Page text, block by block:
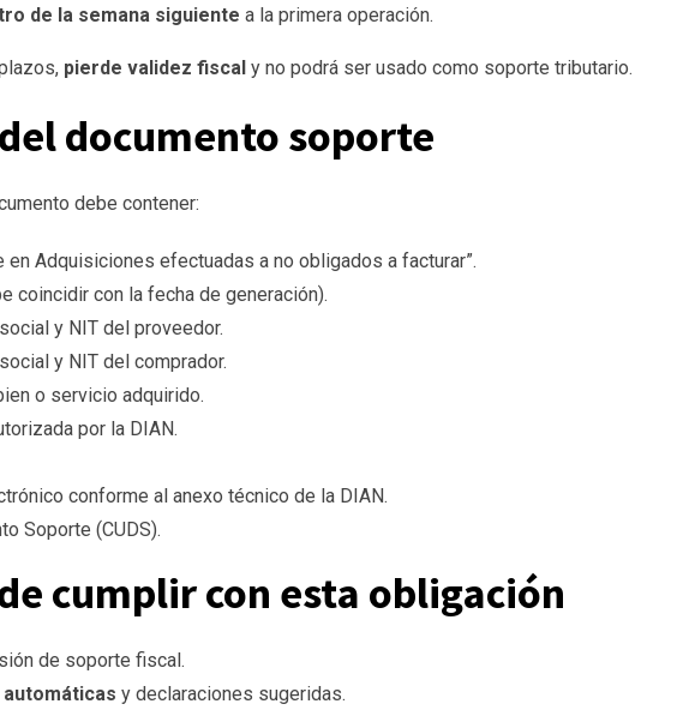
de la semana siguiente a la primera operación.
pierde validez fiscal y no podrá ser usado como soporte tributario.
documento soporte
debe contener:
en Adquisiciones efectuadas a no obligados a facturar”.
coincidir con la fecha de generación).
y NIT del proveedor.
y NIT del comprador.
o servicio adquirido.
por la DIAN.
conforme al anexo técnico de la DIAN.
Soporte (CUDS).
cumplir con esta obligación
de soporte fiscal.
y declaraciones sugeridas.